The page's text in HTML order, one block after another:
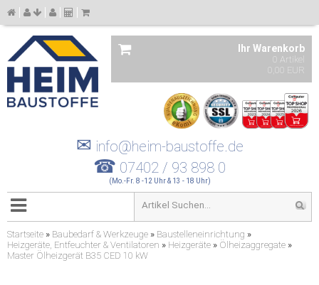
Ihr Warenkorb
0 Artikel
0,00 EUR
✉ info@heim-baustoffe.de
☎ 07402 / 93 898 0
(Mo.-Fr. 8 -12 Uhr & 13 - 18 Uhr)
Startseite » Baubedarf & Werkzeuge » Baustelleneinrichtung »
Heizgeräte, Entfeuchter & Ventilatoren » Heizgeräte » Ölheizaggregate »
Master Ölheizgerät B35 CED 10 kW